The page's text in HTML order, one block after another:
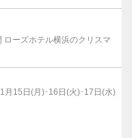
ローズホテル横浜のクリスマ
月15日(月)･16日(火)･17日(水)